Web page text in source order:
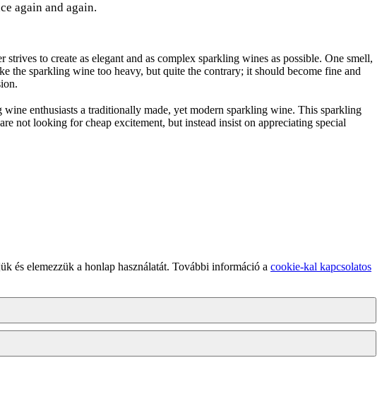
again and again.
to create as elegant and as complex sparkling wines as possible. One smell,
the sparkling wine too heavy, but quite the contrary; it should become fine and
enthusiasts a traditionally made, yet modern sparkling wine. This sparkling
not looking for cheap excitement, but instead insist on appreciating special
és elemezzük a honlap használatát. További információ a cookie-kal kapcsolatos